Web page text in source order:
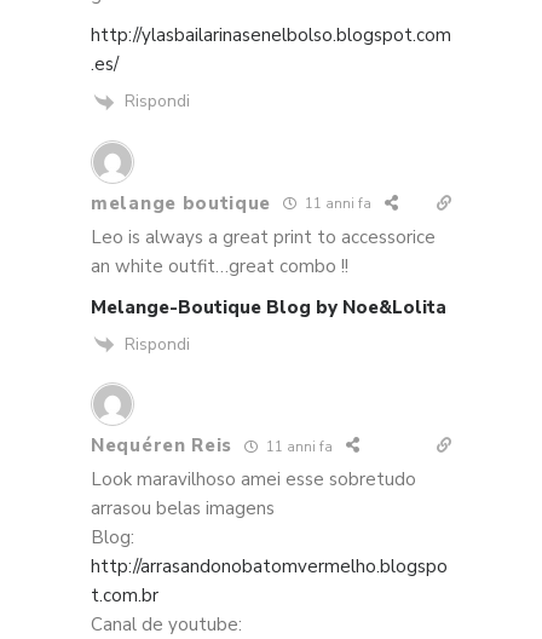
http://ylasbailarinasenelbolso.blogspot.com
.es/
Rispondi
melange boutique 11 anni fa
Leo is always a great print to accessorice
an white outfit…great combo !!
Melange-Boutique Blog by Noe&Lolita
Rispondi
Nequéren Reis 11 anni fa
Look maravilhoso amei esse sobretudo
arrasou belas imagens
Blog:
http://arrasandonobatomvermelho.blogspo
t.com.br
Canal de youtube: